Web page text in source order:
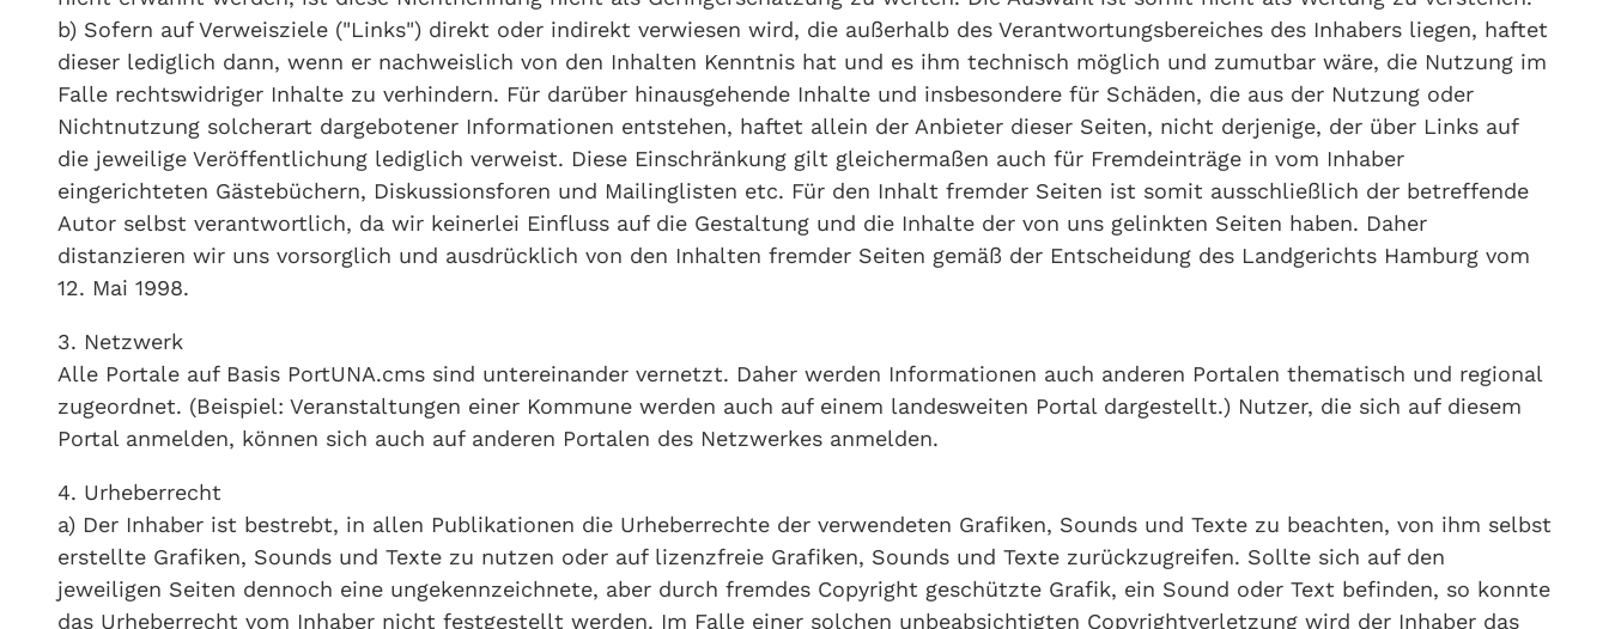
b) Sofern auf Verweisziele ("Links") direkt oder indirekt verwiesen wird, die außerhalb des Verantwortungsbereiches des Inhabers liegen, haftet
dieser lediglich dann, wenn er nachweislich von den Inhalten Kenntnis hat und es ihm technisch möglich und zumutbar wäre, die Nutzung im
Falle rechtswidriger Inhalte zu verhindern. Für darüber hinausgehende Inhalte und insbesondere für Schäden, die aus der Nutzung oder
Nichtnutzung solcherart dargebotener Informationen entstehen, haftet allein der Anbieter dieser Seiten, nicht derjenige, der über Links auf
die jeweilige Veröffentlichung lediglich verweist. Diese Einschränkung gilt gleichermaßen auch für Fremdeinträge in vom Inhaber
eingerichteten Gästebüchern, Diskussionsforen und Mailinglisten etc. Für den Inhalt fremder Seiten ist somit ausschließlich der betreffende
Autor selbst verantwortlich, da wir keinerlei Einfluss auf die Gestaltung und die Inhalte der von uns gelinkten Seiten haben. Daher
distanzieren wir uns vorsorglich und ausdrücklich von den Inhalten fremder Seiten gemäß der Entscheidung des Landgerichts Hamburg vom
12. Mai 1998.
3. Netzwerk
Alle Portale auf Basis PortUNA.cms sind untereinander vernetzt. Daher werden Informationen auch anderen Portalen thematisch und regional
zugeordnet. (Beispiel: Veranstaltungen einer Kommune werden auch auf einem landesweiten Portal dargestellt.) Nutzer, die sich auf diesem
Portal anmelden, können sich auch auf anderen Portalen des Netzwerkes anmelden.
4. Urheberrecht
a) Der Inhaber ist bestrebt, in allen Publikationen die Urheberrechte der verwendeten Grafiken, Sounds und Texte zu beachten, von ihm selbst
erstellte Grafiken, Sounds und Texte zu nutzen oder auf lizenzfreie Grafiken, Sounds und Texte zurückzugreifen. Sollte sich auf den
jeweiligen Seiten dennoch eine ungekennzeichnete, aber durch fremdes Copyright geschützte Grafik, ein Sound oder Text befinden, so konnte
das Urheberrecht vom Inhaber nicht festgestellt werden. Im Falle einer solchen unbeabsichtigten Copyrightverletzung wird der Inhaber das